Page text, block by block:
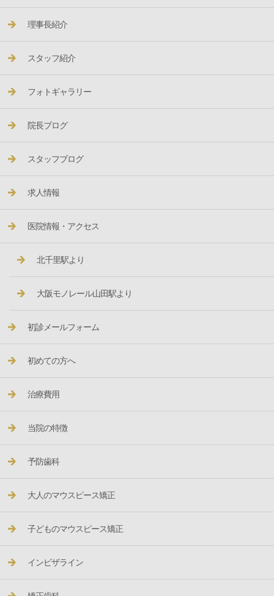
理事長紹介
スタッフ紹介
フォトギャラリー
院長ブログ
スタッフブログ
求人情報
医院情報・アクセス
北千里駅より
大阪モノレール山田駅より
初診メールフォーム
初めての方へ
治療費用
当院の特徴
予防歯科
大人のマウスピース矯正
子どものマウスピース矯正
インビザライン